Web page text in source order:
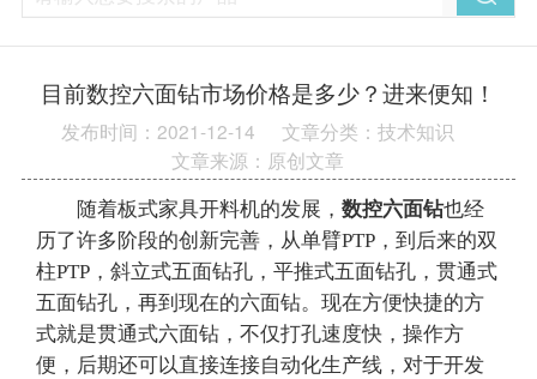
目前数控六面钻市场价格是多少？进来便知！
发布时间：2021-12-14
文章分类：技术知识
文章来源：原创文章
随着板式家具开料机的发展， 数控六面钻也经
历了许多阶段的创新完善，从单臂PTP，到后来的双
柱PTP，斜立式五面钻孔，平推式五面钻孔，贯通式
五面钻孔，再到现在的六面钻。现在方便快捷的方
式就是贯通式六面钻，不仅打孔速度快，操作方
便，后期还可以直接连接自动化生产线，对于开发